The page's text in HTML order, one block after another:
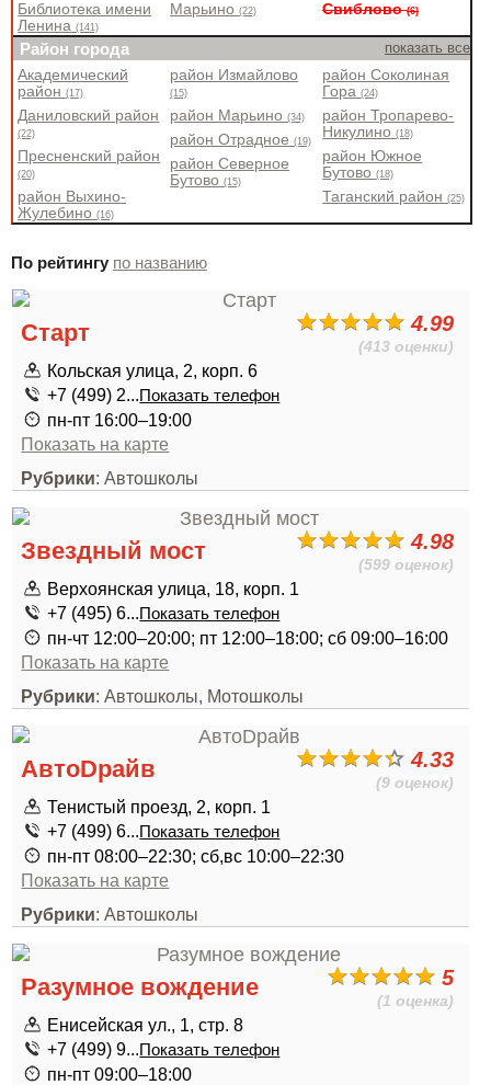
Библиотека имени
Ленина(141)
Марьино(22) Свиблово(6)
Район города показать все
Академический
район(17)
Даниловский район
(22)
Пресненский район
(20)
район Выхино-
Жулебино(16)
район Измайлово
(15)
район Марьино(34)
район Отрадное(19)
район Северное
Бутово(15)
район Соколиная
Гора(24)
район Тропарево-
Никулино(18)
район Южное
Бутово(18)
Таганский район(25)
По рейтингу по названию
4.99
(413 оценки)
Старт
Кольская улица, 2, корп. 6
+7 (499) 2...Показать телефон
пн-пт 16:00–19:00
Показать на карте
Рубрики: Автошколы
4.98
(599 оценок)
Звездный мост
Верхоянская улица, 18, корп. 1
+7 (495) 6...Показать телефон
пн-чт 12:00–20:00; пт 12:00–18:00; сб 09:00–16:00
Показать на карте
Рубрики: Автошколы, Мотошколы
4.33
(9 оценок)
АвтоDрайв
Тенистый проезд, 2, корп. 1
+7 (499) 6...Показать телефон
пн-пт 08:00–22:30; сб,вс 10:00–22:30
Показать на карте
Рубрики: Автошколы
5
(1 оценка)
Разумное вождение
Енисейская ул., 1, стр. 8
+7 (499) 9...Показать телефон
пн-пт 09:00–18:00